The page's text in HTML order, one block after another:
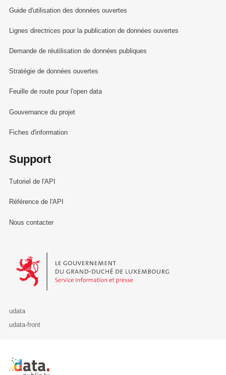
Guide d'utilisation des données ouvertes
Lignes directrices pour la publication de données ouvertes
Demande de réutilisation de données publiques
Stratégie de données ouvertes
Feuille de route pour l'open data
Gouvernance du projet
Fiches d'information
Support
Tutoriel de l'API
Référence de l'API
Nous contacter
Le Gouvernement du Grand-Duché de Luxembourg - Service
udata
udata-front
Retour à l'accueil de data.public.lu